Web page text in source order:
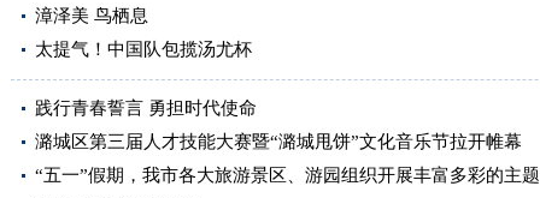
漳泽美 鸟栖息
太提气！中国队包揽汤尤杯
践行青春誓言 勇担时代使命
潞城区第三届人才技能大赛暨“潞城甩饼”文化音乐节拉开帷幕
“五一”假期，我市各大旅游景区、游园组织开展丰富多彩的主